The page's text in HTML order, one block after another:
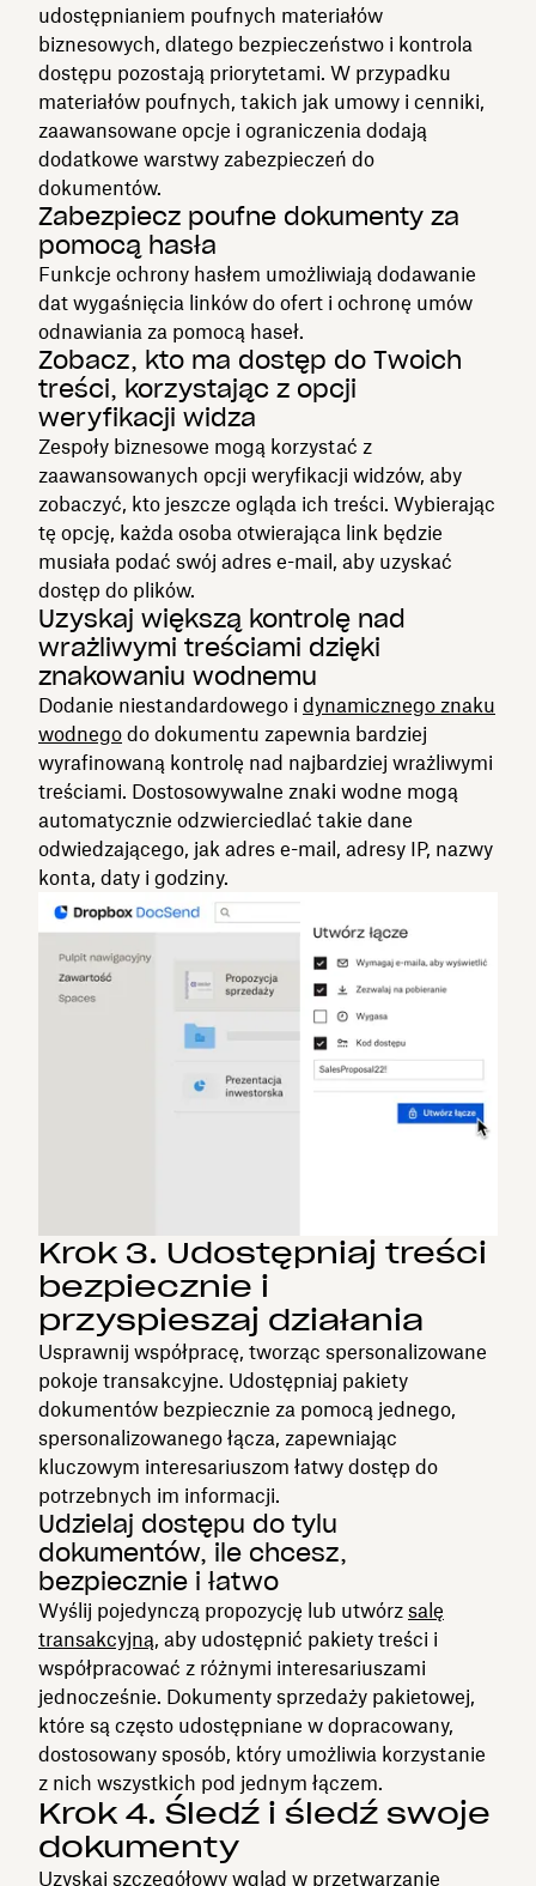
udostępnianiem poufnych materiałów
biznesowych, dlatego bezpieczeństwo i kontrola
dostępu pozostają priorytetami. W przypadku
materiałów poufnych, takich jak umowy i cenniki,
zaawansowane opcje i ograniczenia dodają
dodatkowe warstwy zabezpieczeń do
dokumentów.
Zabezpiecz poufne dokumenty za
pomocą hasła
Funkcje ochrony hasłem umożliwiają dodawanie
dat wygaśnięcia linków do ofert i ochronę umów
odnawiania za pomocą haseł.
Zobacz, kto ma dostęp do Twoich
treści, korzystając z opcji
weryfikacji widza
Zespoły biznesowe mogą korzystać z
zaawansowanych opcji weryfikacji widzów, aby
zobaczyć, kto jeszcze ogląda ich treści. Wybierając
tę opcję, każda osoba otwierająca link będzie
musiała podać swój adres e-mail, aby uzyskać
dostęp do plików.
Uzyskaj większą kontrolę nad
wrażliwymi treściami dzięki
znakowaniu wodnemu
Dodanie niestandardowego i dynamicznego znaku
wodnego do dokumentu zapewnia bardziej
wyrafinowaną kontrolę nad najbardziej wrażliwymi
treściami. Dostosowywalne znaki wodne mogą
automatycznie odzwierciedlać takie dane
odwiedzającego, jak adres e-mail, adresy IP, nazwy
konta, daty i godziny.
Krok 3. Udostępniaj treści
bezpiecznie i
przyspieszaj działania
Usprawnij współpracę, tworząc spersonalizowane
pokoje transakcyjne. Udostępniaj pakiety
dokumentów bezpiecznie za pomocą jednego,
spersonalizowanego łącza, zapewniając
kluczowym interesariuszom łatwy dostęp do
potrzebnych im informacji.
Udzielaj dostępu do tylu
dokumentów, ile chcesz,
bezpiecznie i łatwo
Wyślij pojedynczą propozycję lub utwórz salę
transakcyjną, aby udostępnić pakiety treści i
współpracować z różnymi interesariuszami
jednocześnie. Dokumenty sprzedaży pakietowej,
które są często udostępniane w dopracowany,
dostosowany sposób, który umożliwia korzystanie
z nich wszystkich pod jednym łączem.
Krok 4. Śledź i śledź swoje
dokumenty
Uzyskaj szczegółowy wgląd w przetwarzanie